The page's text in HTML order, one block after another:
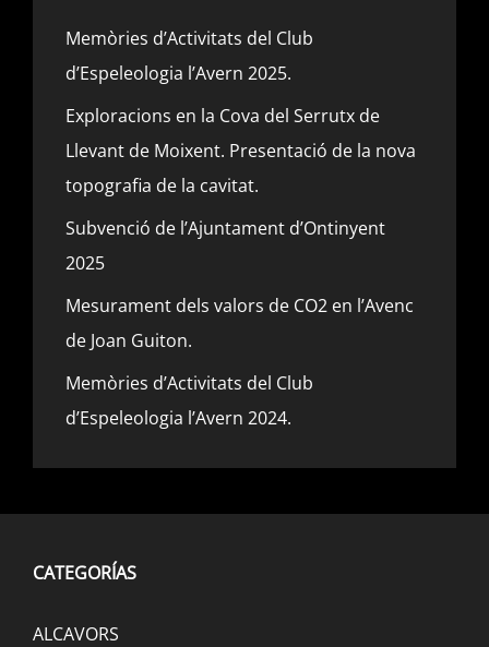
Memòries d’Activitats del Club
d’Espeleologia l’Avern 2025.
Exploracions en la Cova del Serrutx de
Llevant de Moixent. Presentació de la nova
topografia de la cavitat.
Subvenció de l’Ajuntament d’Ontinyent
2025
Mesurament dels valors de CO2 en l’Avenc
de Joan Guiton.
Memòries d’Activitats del Club
d’Espeleologia l’Avern 2024.
CATEGORÍAS
ALCAVORS